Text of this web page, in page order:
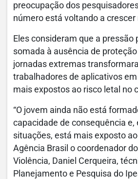
preocupação dos
número está voltando a
Eles consideram que a pressão
somada à ausência de
jornadas extremas
trabalhadores de aplicativos
mais expostos ao risco letal no
“O jovem ainda não está
capacidade de consequência e,
situações, está mais exposto ao
Agência Brasil o coordenador
Violência, Daniel Cerqueira,
Planejamento e Pesquisa do